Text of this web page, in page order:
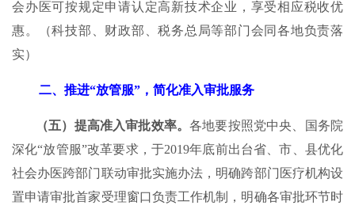
会办医可按规定申请认定高新技术企业，享受相应税收优
惠。（科技部、财政部、税务总局等部门会同各地负责落
实）
二、推进“放管服”，简化准入审批服务
（五）提高准入审批效率。各地要按照党中央、国务院
深化“放管服”改革要求，于2019年底前出台省、市、县优化
社会办医跨部门联动审批实施办法，明确跨部门医疗机构设
置申请审批首家受理窗口负责工作机制，明确各审批环节时